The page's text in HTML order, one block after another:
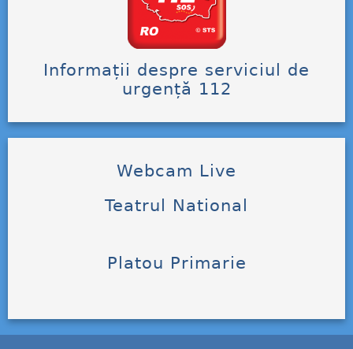
Informații despre serviciul de
urgență 112
Webcam Live
Teatrul National
Platou Primarie